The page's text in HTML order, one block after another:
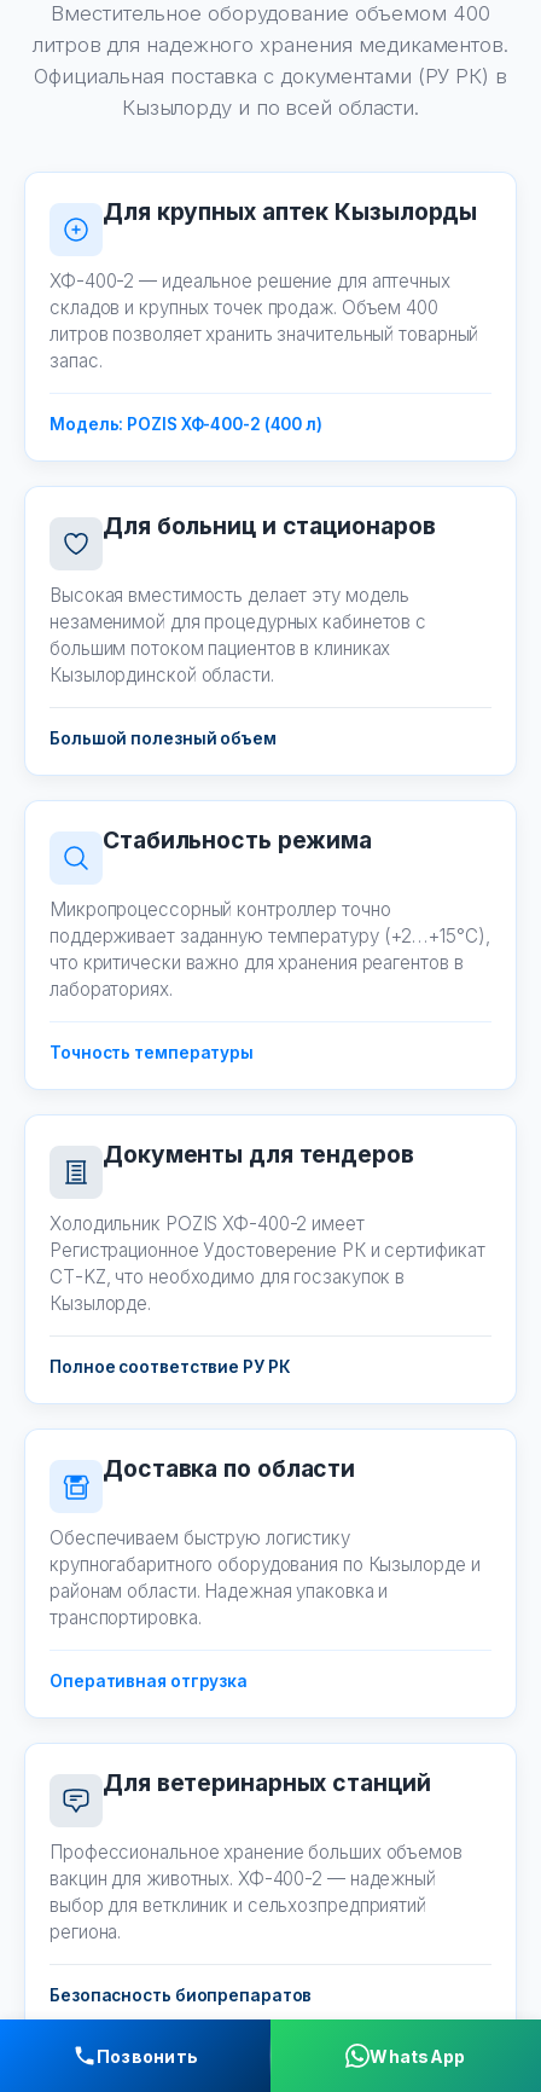
Позвонить WhatsApp
Вместительное оборудование объемом 400
литров для надежного хранения медикаментов.
Официальная поставка с документами (РУ РК) в
Кызылорду и по всей области.
Для крупных аптек Кызылорды
ХФ-400-2 — идеальное решение для аптечных
складов и крупных точек продаж. Объем 400
литров позволяет хранить значительный товарный
запас.
Модель: POZIS ХФ-400-2 (400 л)
Для больниц и стационаров
Высокая вместимость делает эту модель
незаменимой для процедурных кабинетов с
большим потоком пациентов в клиниках
Кызылординской области.
Большой полезный объем
Стабильность режима
Микропроцессорный контроллер точно
поддерживает заданную температуру (+2…+15°C),
что критически важно для хранения реагентов в
лабораториях.
Точность температуры
Документы для тендеров
Холодильник POZIS ХФ-400-2 имеет
Регистрационное Удостоверение РК и сертификат
СТ-KZ, что необходимо для госзакупок в
Кызылорде.
Полное соответствие РУ РК
Доставка по области
Обеспечиваем быструю логистику
крупногабаритного оборудования по Кызылорде и
районам области. Надежная упаковка и
транспортировка.
Оперативная отгрузка
Для ветеринарных станций
Профессиональное хранение больших объемов
вакцин для животных. ХФ-400-2 — надежный
выбор для ветклиник и сельхозпредприятий
региона.
Безопасность биопрепаратов